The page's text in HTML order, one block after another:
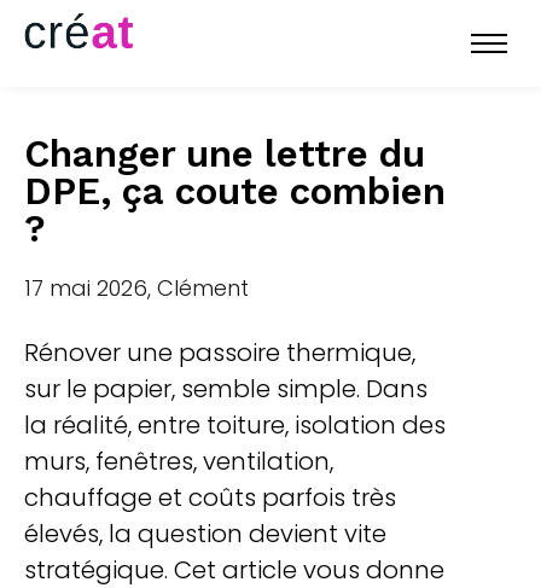
Changer une lettre du
DPE, ça coute combien
?
17 mai 2026, Clément
Rénover une passoire thermique,
sur le papier, semble simple. Dans
la réalité, entre toiture, isolation des
murs, fenêtres, ventilation,
chauffage et coûts parfois très
élevés, la question devient vite
stratégique. Cet article vous donne